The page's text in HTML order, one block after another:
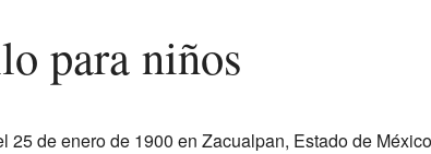
para niños
25 de enero de 1900 en Zacualpan, Estado de